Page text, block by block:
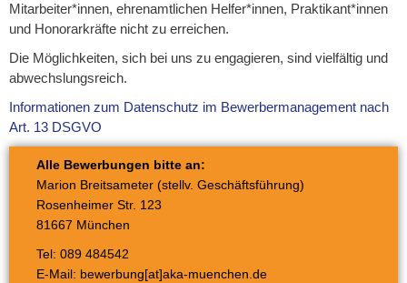
Mitarbeiter*innen, ehrenamtlichen Helfer*innen, Praktikant*innen
und Honorarkräfte nicht zu erreichen.
Die Möglichkeiten, sich bei uns zu engagieren, sind vielfältig und
abwechslungsreich.
Informationen zum Datenschutz im Bewerbermanagement nach
Art. 13 DSGVO
Alle Bewerbungen bitte an:
Marion Breitsameter (stellv. Geschäftsführung)
Rosenheimer Str. 123
81667 München
Tel: 089 484542
E-Mail: bewerbung[at]aka-muenchen.de